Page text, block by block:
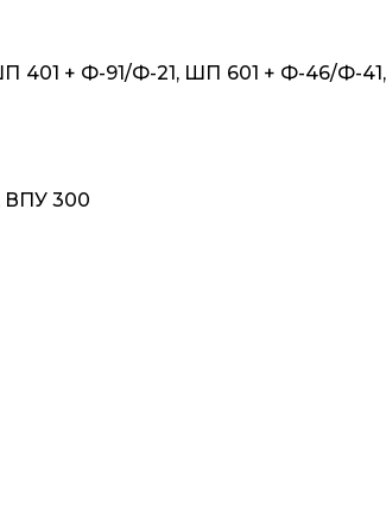
401 + Ф-91/Ф-21, ШП 601 + Ф-46/Ф-
ВПУ 300